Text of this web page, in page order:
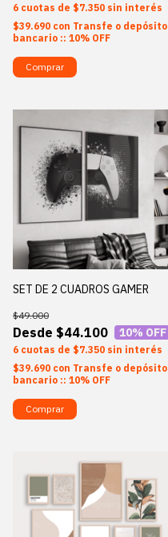
6 $7.350 sin interés
$39.690 con Transfe o depósito
bancario :: 10% OFF
Comprar
SET DE 2 CUADROS GAMER
$44.100
$49.000
10% OFF
6 $7.350 sin interés
$39.690 con Transfe o depósito
bancario :: 10% OFF
Comprar